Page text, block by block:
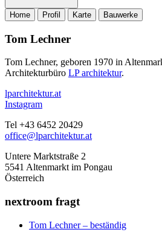
Home Profil Karte Bauwerke
Tom Lechner
Tom Lechner, geboren 1970 in
Architekturbüro LP architektur.
lparchitektur.at
Instagram
Tel +43 6452 20429
office@lparchitektur.at
Untere Marktstraße 2
5541 Altenmarkt im Pongau
Österreich
nextroom fragt
Tom Lechner – beständig